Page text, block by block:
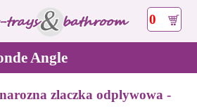
0
Angle
zlaczka odplywowa -